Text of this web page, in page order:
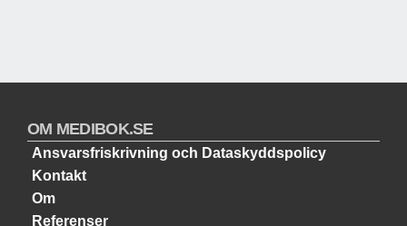
OM MEDIBOK.SE
Ansvarsfriskrivning och Dataskyddspolicy
Kontakt
Om
Referenser